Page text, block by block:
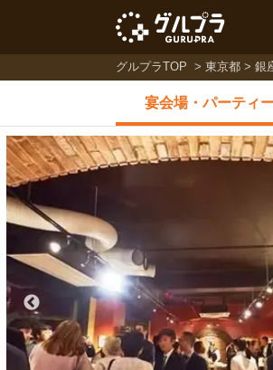
グルプラTOP 東京都 銀
宴会場・パーティ